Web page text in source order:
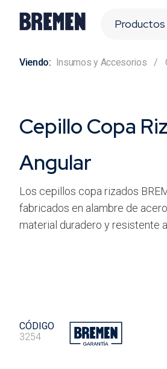
Productos
Insumos y Accesorios
Cepillo Copa
Angular
Los cepillos copa rizados
fabricados en alambre de
material duradero y resistente
CÓDIGO
3254